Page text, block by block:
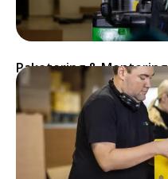
Paketering & Montering​